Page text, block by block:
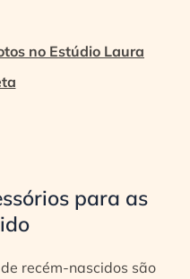
no Estúdio Laura
para as
recém-nascidos são